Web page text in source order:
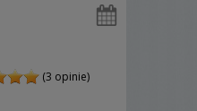
(3 opinie)